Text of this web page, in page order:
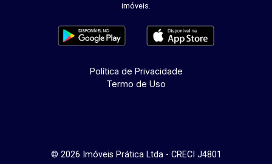
imóveis.
Política de Privacidade
Termo de Uso
© 2026 Imóveis Prática Ltda - CRECI J4801